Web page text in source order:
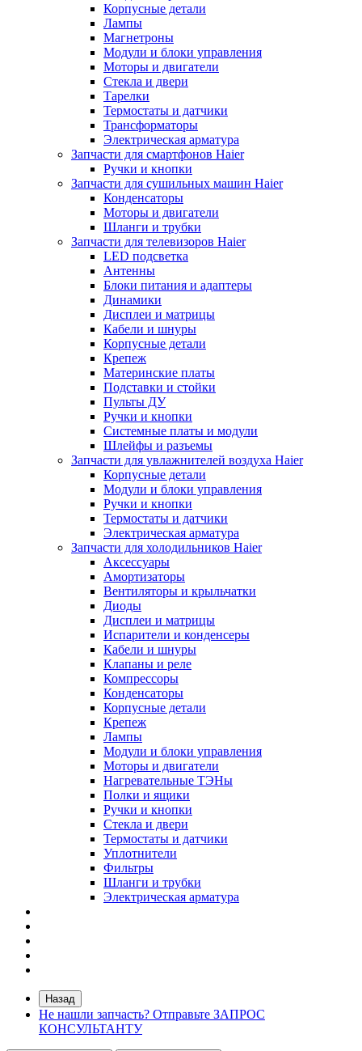
Корпусные детали
Лампы
Магнетроны
Модули и блоки управления
Моторы и двигатели
Стекла и двери
Тарелки
Термостаты и датчики
Трансформаторы
Электрическая арматура
Запчасти для смартфонов Haier
Ручки и кнопки
Запчасти для сушильных машин Haier
Конденсаторы
Моторы и двигатели
Шланги и трубки
Запчасти для телевизоров Haier
LED подсветка
Антенны
Блоки питания и адаптеры
Динамики
Дисплеи и матрицы
Кабели и шнуры
Корпусные детали
Крепеж
Материнские платы
Подставки и стойки
Пульты ДУ
Ручки и кнопки
Системные платы и модули
Шлейфы и разъемы
Запчасти для увлажнителей воздуха Haier
Корпусные детали
Модули и блоки управления
Ручки и кнопки
Термостаты и датчики
Электрическая арматура
Запчасти для холодильников Haier
Аксессуары
Амортизаторы
Вентиляторы и крыльчатки
Диоды
Дисплеи и матрицы
Испарители и конденсеры
Кабели и шнуры
Клапаны и реле
Компрессоры
Конденсаторы
Корпусные детали
Крепеж
Лампы
Модули и блоки управления
Моторы и двигатели
Нагревательные ТЭНы
Полки и ящики
Ручки и кнопки
Стекла и двери
Термостаты и датчики
Уплотнители
Фильтры
Шланги и трубки
Электрическая арматура
Назад
Не нашли запчасть? Отправьте ЗАПРОС
КОНСУЛЬТАНТУ